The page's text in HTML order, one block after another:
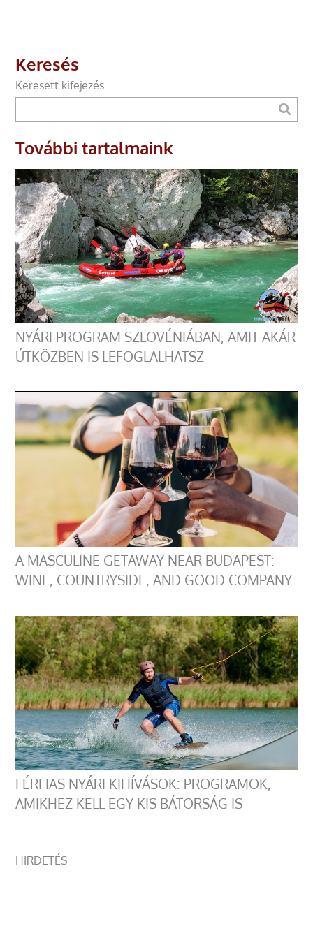
Keresés
Keresett kifejezés
További tartalmaink
NYÁRI PROGRAM SZLOVÉNIÁBAN, AMIT AKÁR
ÚTKÖZBEN IS LEFOGLALHATSZ
A MASCULINE GETAWAY NEAR BUDAPEST:
WINE, COUNTRYSIDE, AND GOOD COMPANY
FÉRFIAS NYÁRI KIHÍVÁSOK: PROGRAMOK,
AMIKHEZ KELL EGY KIS BÁTORSÁG IS
HIRDETÉS